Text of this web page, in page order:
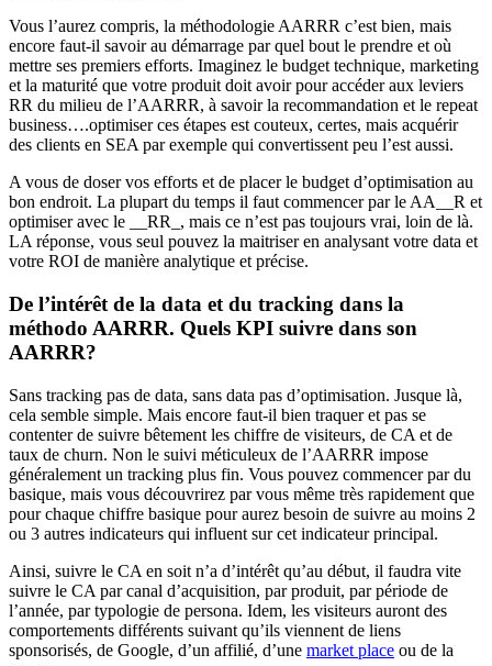
Vous l’aurez compris, la méthodologie AARRR c’est bien, mais
encore faut-il savoir au démarrage par quel bout le prendre et où
mettre ses premiers efforts. Imaginez le budget technique, marketing
et la maturité que votre produit doit avoir pour accéder aux leviers
RR du milieu de l’AARRR, à savoir la recommandation et le repeat
business….optimiser ces étapes est couteux, certes, mais acquérir
des clients en SEA par exemple qui convertissent peu l’est aussi.
A vous de doser vos efforts et de placer le budget d’optimisation au
bon endroit. La plupart du temps il faut commencer par le AA__R et
optimiser avec le __RR_, mais ce n’est pas toujours vrai, loin de là.
LA réponse, vous seul pouvez la maitriser en analysant votre data et
votre ROI de manière analytique et précise.
De l’intérêt de la data et du tracking dans la
méthodo AARRR. Quels KPI suivre dans son
AARRR?
Sans tracking pas de data, sans data pas d’optimisation. Jusque là,
cela semble simple. Mais encore faut-il bien traquer et pas se
contenter de suivre bêtement les chiffre de visiteurs, de CA et de
taux de churn. Non le suivi méticuleux de l’AARRR impose
généralement un tracking plus fin. Vous pouvez commencer par du
basique, mais vous découvrirez par vous même très rapidement que
pour chaque chiffre basique pour aurez besoin de suivre au moins 2
ou 3 autres indicateurs qui influent sur cet indicateur principal.
Ainsi, suivre le CA en soit n’a d’intérêt qu’au début, il faudra vite
suivre le CA par canal d’acquisition, par produit, par période de
l’année, par typologie de persona. Idem, les visiteurs auront des
comportements différents suivant qu’ils viennent de liens
sponsorisés, de Google, d’un affilié, d’une market place ou de la